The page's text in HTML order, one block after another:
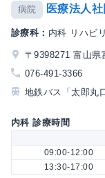
病院 医療法人
診療科： 内科 リハビ
〒9398271 富山県
076-491-3366
地鉄バス「太郎丸
内科 診療時間
09:00-12:00
13:30-17:00